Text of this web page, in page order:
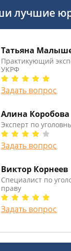
лучшие
Татьяна
Практикующий
УКРФ
Задать вопрос
Алина Коробова
Эксперт по
Задать вопрос
Виктор Корнеев
Cпециалист по
праву
Задать вопрос